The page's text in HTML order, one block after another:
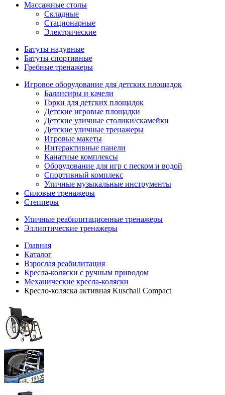
Массажные столы
Складные
Стационарные
Электрические
Батуты надувные
Батуты спортивные
Гребные тренажеры
Игровое оборудование для детских площадок
Балансиры и качели
Горки для детских площадок
Детские игровые площадки
Детские уличные столики/скамейки
Детские уличные тренажеры
Игровые макеты
Интерактивные панели
Канатные комплексы
Оборудование для игр с песком и водой
Спортивный комплекс
Уличные музыкальные инструменты
Силовые тренажеры
Степперы
Уличные реабилитационные тренажеры
Эллиптические тренажеры
Главная
Каталог
Взрослая реабилитация
Кресла-коляски с ручным приводом
Механические кресла-коляски
Кресло-коляска активная Kuschall Compact